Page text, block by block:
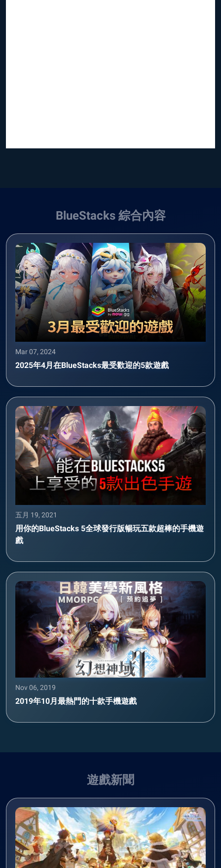
BlueStacks 綜合內容
Mar 07, 2024
2025年4月在BlueStacks最受歡迎的5款遊戲
五月 19, 2021
用你的BlueStacks 5全球發行版暢玩五款超棒的手機遊
戲
Nov 06, 2019
2019年10月最熱門的十款手機遊戲
遊戲新聞